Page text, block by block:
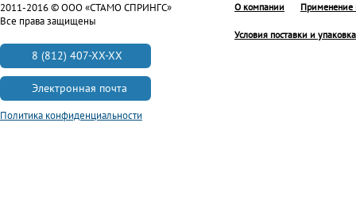
О компании Применение
Условия поставки и упаковка
2011-2016 © ООО «СТАМО СПРИНГС»
Все права защищены
8 (812) 407-XX-XX
Электронная почта
Политика конфиденциальности